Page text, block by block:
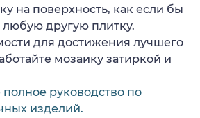
на поверхность, как если бы
другую плитку.
для достижения лучшего
мозаику затиркой и
руководство по
изделий.